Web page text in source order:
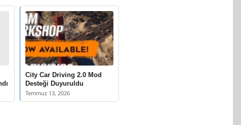
City Car Driving 2.0 Mod
Desteği Duyuruldu
Temmuz 13, 2026